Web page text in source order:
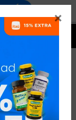

QUITAR FILTROS
RECOMENDADOS